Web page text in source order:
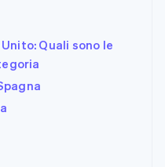
Quali sono le